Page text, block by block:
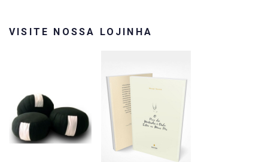
VISITE NOSSA LOJINHA